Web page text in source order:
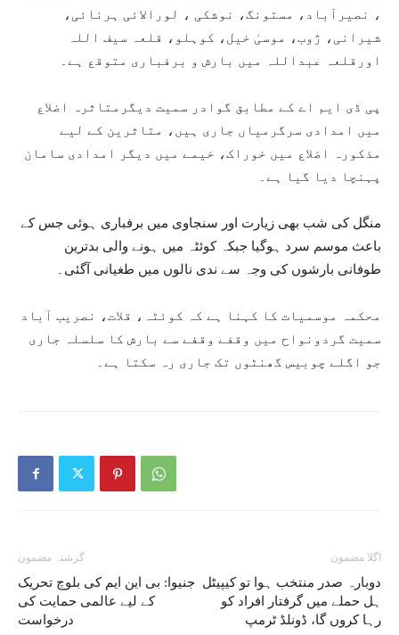
، نصیرآباد، مستونگ، نوشکی ، لورالائی ہرنائی،
شیرانی، ژوب، موسیٰ خیل، کوہلو، قلعہ سیف اللہ
اورقلعہ عبداللہ میں بارش و برفباری متوقع ہے۔
پی ڈی ایم اے کے مطابق گوادر سمیت دیگرمتاثرہ اضلاع
میں امدادی سرگرمیاں جاری ہیں، متاثرین کے لیے
مذکورہ اضلاع میں خوراک، خیمے میں دیگر امدادی سامان
پہنچا دیا گیا ہے۔
منگل کی شب بھی زیارت اور سنجاوی میں برفباری ہوئی جس کے
باعث موسم سرد ہوگیا جبکہ کوئٹہ میں ہونے والی بدترین
طوفانی بارشوں کی وجہ سے ندی نالوں میں طغیانی آگئی۔
محکمہ موسمیات کا کہنا ہے کہ کوئٹہ، قلات، نصریب آباد
سمیت گردونواح میں وقفے وقفے سے بارش کا سلسلہ جاری
جو اگلے چوبیس گھنٹوں تک جاری رہ سکتا ہے۔
گزشتہ مضمون
جنیوا: بی این ایم کی بلوچ تحریک
کے لیے عالمی حمایت کی
درخواست
اگلا مضمون
دوبارہ صدر منتخب ہوا تو کیپیٹل
ہل حملے میں گرفتار افراد کو
رہا کروں گا، ڈونلڈ ٹرمپ